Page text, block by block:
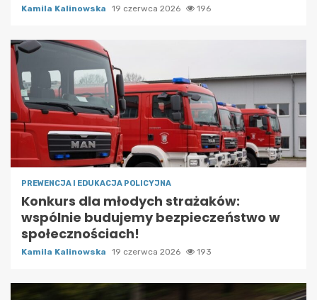
Kamila Kalinowska 19 czerwca 2026 196
PREWENCJA I EDUKACJA POLICYJNA
Konkurs dla młodych strażaków:
wspólnie budujemy bezpieczeństwo w
społecznościach!
Kamila Kalinowska 19 czerwca 2026 193